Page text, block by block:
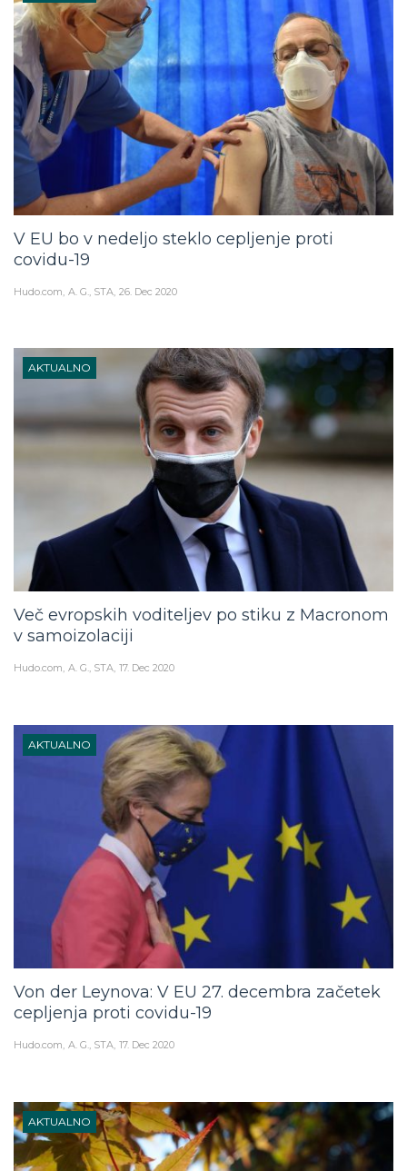
V EU bo v nedeljo steklo cepljenje proti
covidu-19
Hudo.com A. G., STA 26. Dec 2020
AKTUALNO
Več evropskih voditeljev po stiku z Macronom
v samoizolaciji
Hudo.com A. G., STA 17. Dec 2020
AKTUALNO
Von der Leynova: V EU 27. decembra začetek
cepljenja proti covidu-19
Hudo.com A. G., STA 17. Dec 2020
AKTUALNO